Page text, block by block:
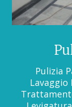
Pulizia
Lavaggio